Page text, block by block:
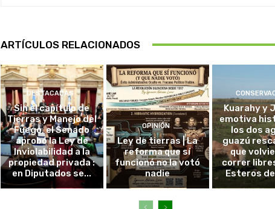
ARTÍCULOS RELACIONADOS
DESTACADAS
Sin el capítulo de
Tierras y Manejo del
Fuego, el Senado
aprobó la Ley de
Inviolabilidad a la
propiedad privada :
en Diputados se...
OPINIÓN
Ley de tierras | La
reforma que sí
funcionó no la votó
nadie
Kuarahy y
emotiva
los dos
guazú
que
correr
Esteros